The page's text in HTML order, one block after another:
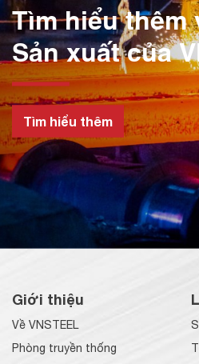
Tìm hiểu thêm
Sản xuất của
Tìm hiểu thêm
Giới thiệu
Về VNSTEEL
Phòng truyền thống